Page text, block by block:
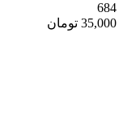
684
35,000 تومان